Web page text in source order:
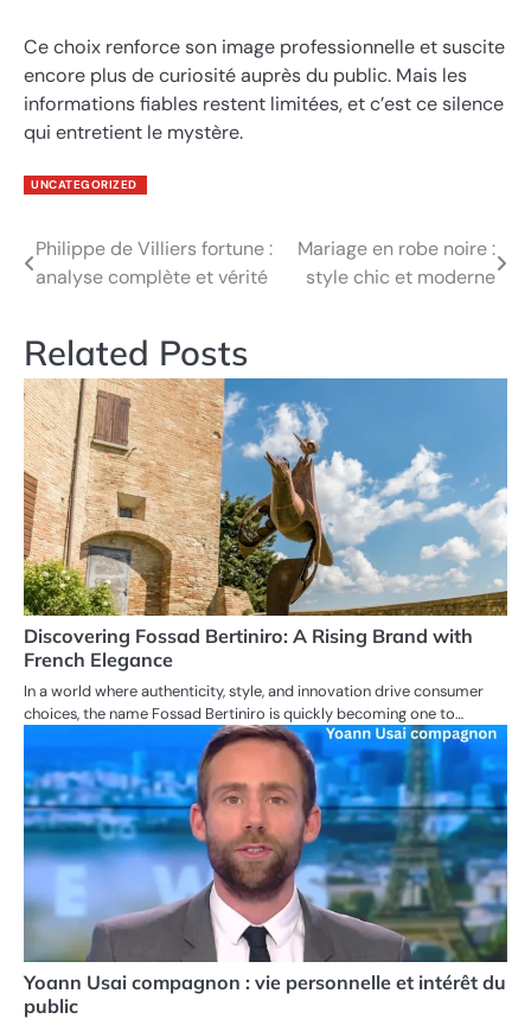
Ce choix renforce son image professionnelle et suscite
encore plus de curiosité auprès du public. Mais les
informations fiables restent limitées, et c’est ce silence
qui entretient le mystère.
UNCATEGORIZED
Post
navigation
Philippe de Villiers fortune :
analyse complète et vérité
Mariage en robe noire :
style chic et moderne
Related Posts
Discovering Fossad Bertiniro: A Rising Brand with
French Elegance
In a world where authenticity, style, and innovation drive consumer
choices, the name Fossad Bertiniro is quickly becoming one to…
Yoann Usai compagnon : vie personnelle et intérêt du
public